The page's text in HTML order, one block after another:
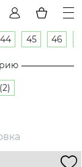
44 45 46